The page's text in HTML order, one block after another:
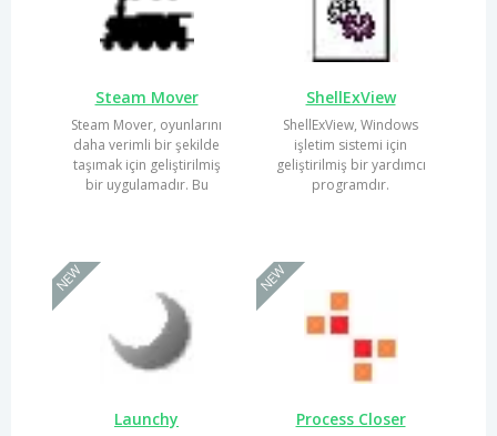
Steam Mover
Steam Mover, oyunlarını
daha verimli bir şekilde
taşımak için geliştirilmiş
bir uygulamadır. Bu
ShellExView
ShellExView, Windows
işletim sistemi için
geliştirilmiş bir yardımcı
programdır.
Launchy
NEW
Process Closer
NEW